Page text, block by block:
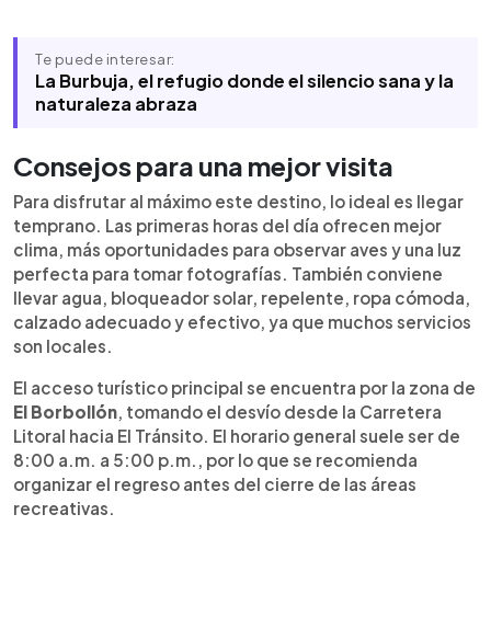
Te puede interesar:
La Burbuja, el refugio donde el silencio sana y la
naturaleza abraza
Consejos para una mejor visita
Para disfrutar al máximo este destino, lo ideal es llegar
temprano. Las primeras horas del día ofrecen mejor
clima, más oportunidades para observar aves y una luz
perfecta para tomar fotografías. También conviene
llevar agua, bloqueador solar, repelente, ropa cómoda,
calzado adecuado y efectivo, ya que muchos servicios
son locales.
El acceso turístico principal se encuentra por la zona de
El Borbollón, tomando el desvío desde la Carretera
Litoral hacia El Tránsito. El horario general suele ser de
8:00 a.m. a 5:00 p.m., por lo que se recomienda
organizar el regreso antes del cierre de las áreas
recreativas.